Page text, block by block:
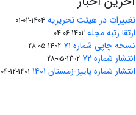
تغییرات در هیئت تحریریه 1404-02-01
ارتقا رتبه مجله 1402-06-04
نسخه چاپی شماره ۷۱ 1402-05-28
انتشار شماره ۷۲ 1402-05-28
انتشار شماره پاییز-زمستان ۱۴۰۱ 1401-12-04